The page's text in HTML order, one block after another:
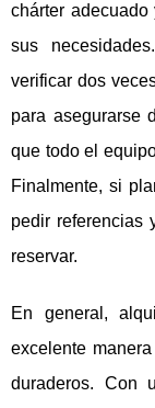
chárter
sus
verificar dos
para asegurarse
que todo el
Finalmente, si
pedir referencias
reservar.
En general,
excelente
duraderos. Con